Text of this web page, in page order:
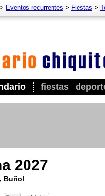
fiestas
> Eventos recurrentes > Fiestas >
2027
Buñol